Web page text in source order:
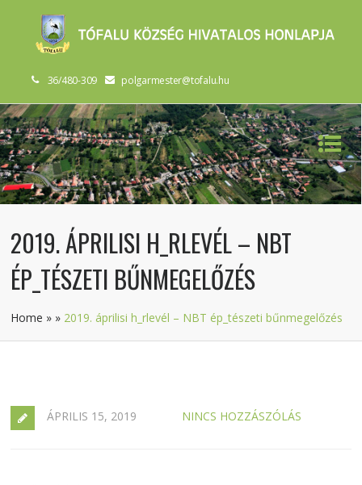
36/480-309 polgarmester@tofalu.hu
2019. ÁPRILISI H_RLEVÉL – NBT
ÉP_TÉSZETI BŰNMEGELŐZÉS
Home » » 2019. áprilisi h_rlevél – NBT ép_tészeti bűnmegelőzés
ÁPRILIS 15, 2019 NINCS HOZZÁSZÓLÁS